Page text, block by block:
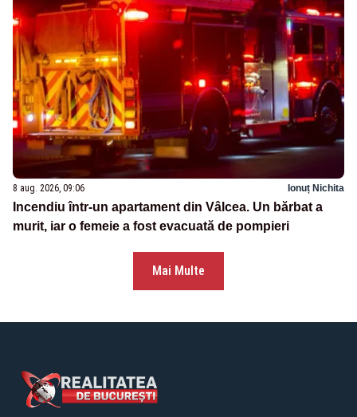
8 aug. 2026, 09:06 Ionuț Nichita
Incendiu într-un apartament din Vâlcea. Un bărbat a
murit, iar o femeie a fost evacuată de pompieri
Mai Multe